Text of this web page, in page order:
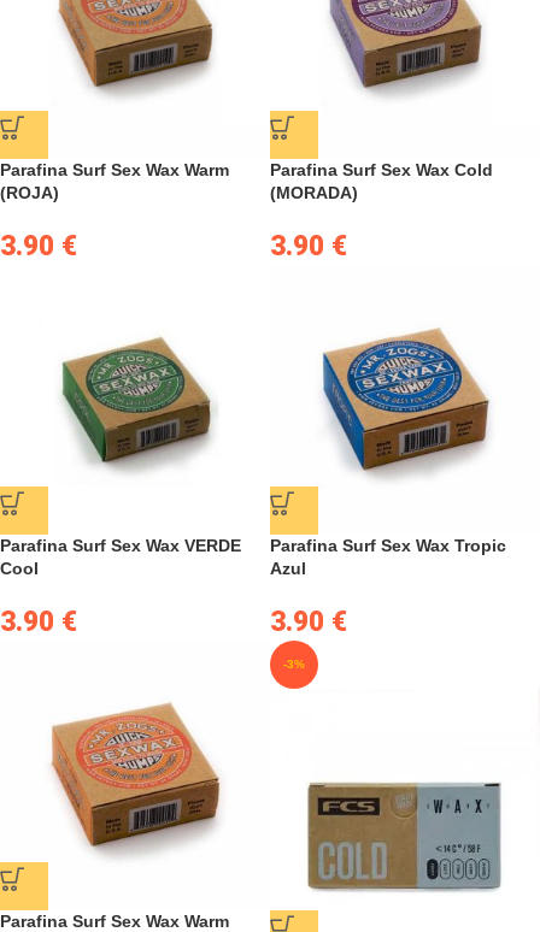
Parafina Surf Sex Wax Warm
(ROJA)
3.90 €
Parafina Surf Sex Wax Cold
(MORADA)
3.90 €
Parafina Surf Sex Wax VERDE
Cool
3.90 €
Parafina Surf Sex Wax Tropic
Azul
3.90 €
Parafina Surf Sex Wax Warm
-3%